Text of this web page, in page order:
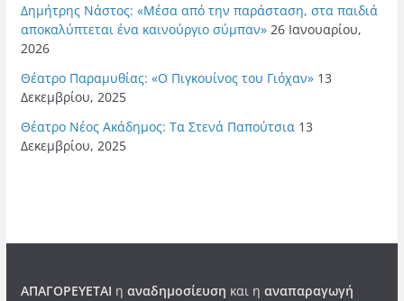
Δημήτρης Νάστος: «Μέσα από την παράσταση, στα παιδιά
αποκαλύπτεται ένα καινούργιο σύμπαν» 26 Ιανουαρίου,
2026
Θέατρο Παραμυθίας: «Ο Πιγκουίνος του Γιόχαν» 13
Δεκεμβρίου, 2025
Θέατρο Νέος Ακάδημος: Τα Στενά Παπούτσια 13
Δεκεμβρίου, 2025
ΑΠΑΓΟΡΕΥΕΤΑΙ η αναδημοσίευση και η αναπαραγωγή